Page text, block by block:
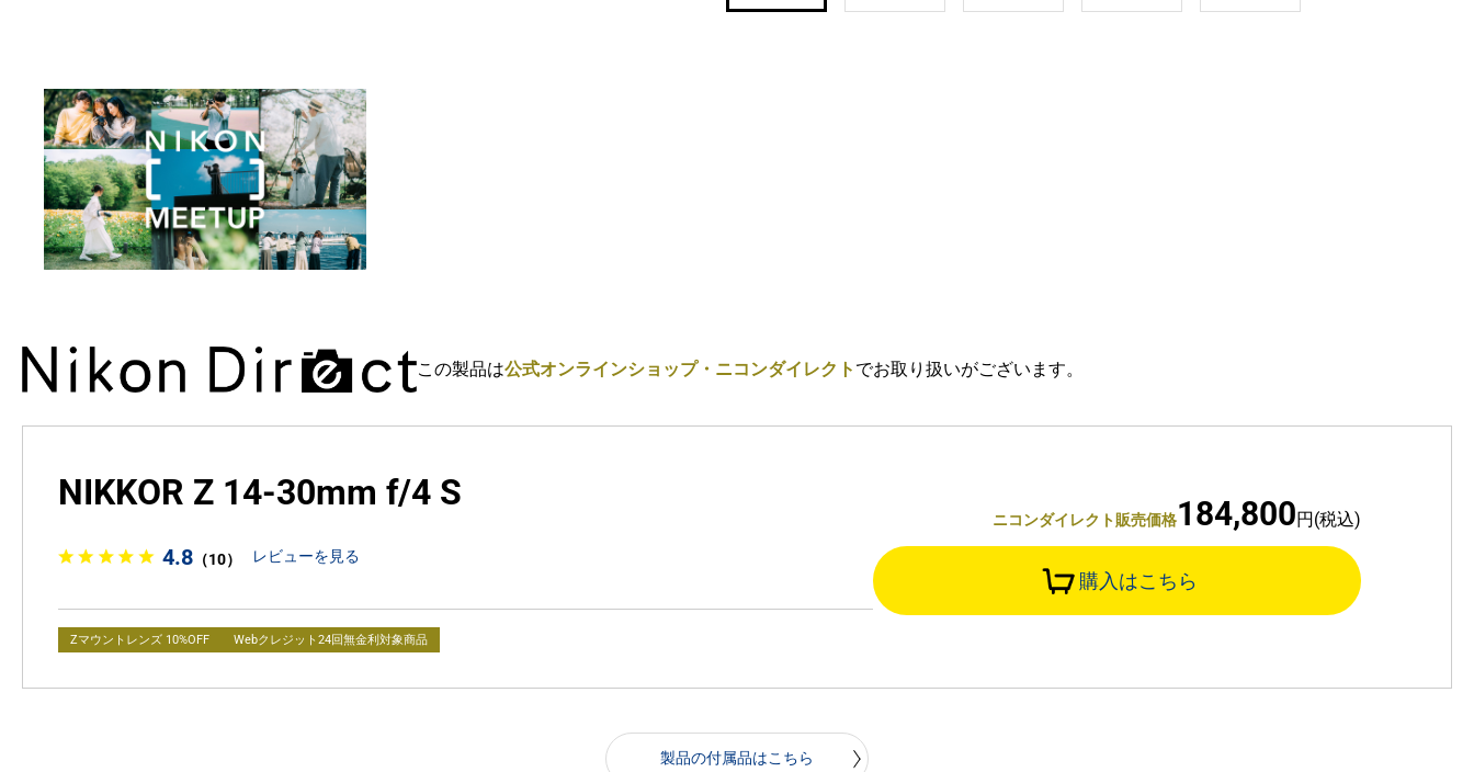
この製品は公式オンラインショップ・ニコンダイレクト でお取り扱いがございます。
NIKKOR Z 14-30mm f/4 S
4.8 （10） レビューを見る
Zマウントレンズ 10%OFF Webクレジット24回無金利対象商品
ニコンダイレクト販売価格184,800円(税込)
購入はこちら
製品の付属品はこちら